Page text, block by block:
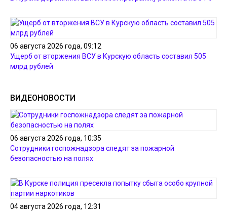
06 августа 2026 года, 09:12
Ущерб от вторжения ВСУ в Курскую область составил 505
млрд рублей
ВИДЕОНОВОСТИ
06 августа 2026 года, 10:35
Сотрудники госпожнадзора следят за пожарной
безопасностью на полях
04 августа 2026 года, 12:31